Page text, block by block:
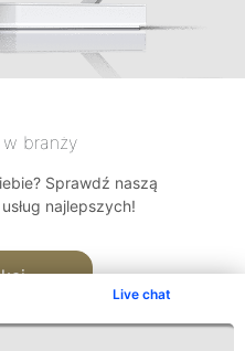
Live chat
branży
Sprawdź naszą
najlepszych!